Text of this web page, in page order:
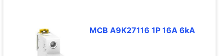
MCB A9K27116 1P 16A 6kA